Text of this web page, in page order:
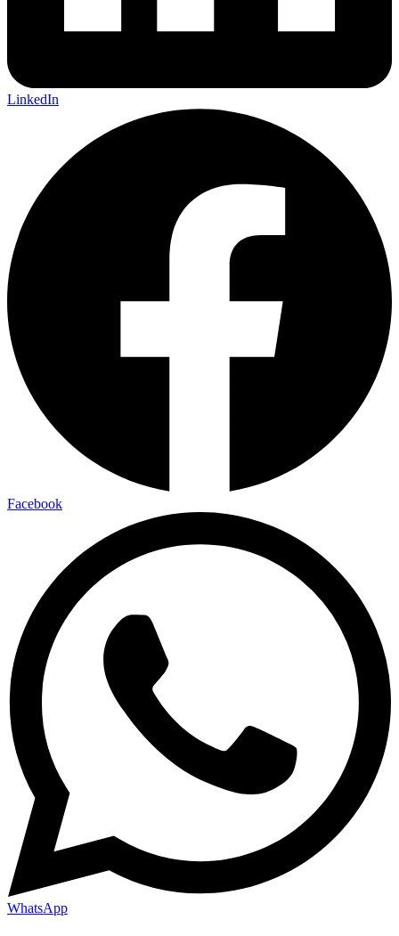
LinkedIn
Facebook
WhatsApp